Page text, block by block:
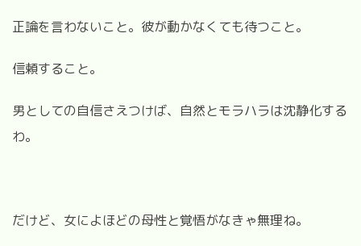
正論を言わないこと。彼が動かなくても待つこと。
信頼すること。
男としての自信さえつけば、自然とモラハラは沈静化する
わ。
だけど、女によほどの母性と覚悟がなきゃ無理ね。